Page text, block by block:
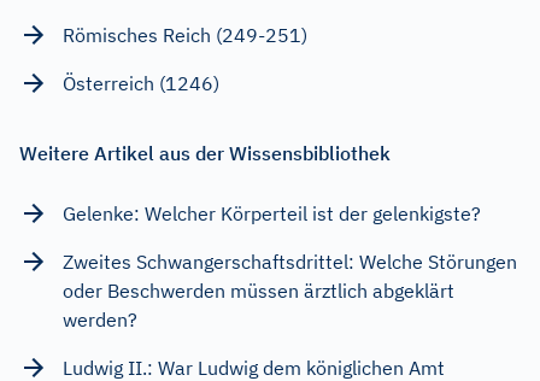
Römisches Reich (249-251)
Österreich (1246)
Weitere Artikel aus der Wissensbibliothek
Gelenke: Welcher Körperteil ist der gelenkigste?
Zweites Schwangerschaftsdrittel: Welche Störungen
oder Beschwerden müssen ärztlich abgeklärt
werden?
Ludwig II.: War Ludwig dem königlichen Amt